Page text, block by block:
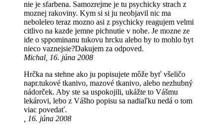
nie je sfarbena. Samozrejme je tu psychicky strach z
moznej rakoviny. Kym si si ju neobjavil nic ma
neboleleo teraz mozno asi z psychicky reagujem velmi
citlivo na kazde jemne pichnutie v nohe. Je mozne ze
ide o sppominanu tukovu hrcku alebo by to mohlo byt
nieco vaznejsie?Dakujem za odpoved.
Michal, 16. júna 2008
Hrčka na stehne ako ju popisujete môže byť všeličo
napr.tukové tkanivo, mazové tkanivo, alebo nezhubný
nádorček. Aby ste sa uspokojili, ukážte to Vášmu
lekárovi, lebo z Vášho popisu sa nadiaľku nedá o tom
viac povedať.
, 16. júna 2008